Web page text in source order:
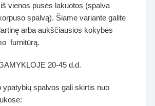
vienos pusės lakuotos (spalva
spalvą). Šiame variante galite
arba aukščiausios kokybės
furnitūrą.
20-45 d.d.
ypatybių spalvos gali skirtis nuo